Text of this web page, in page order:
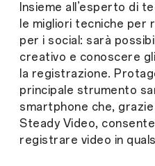
Insieme all’esperto di
le migliori tecniche
per i social: sarà
creativo e conoscere
la registrazione.
principale strumento
smartphone che,
Steady Video,
registrare video in